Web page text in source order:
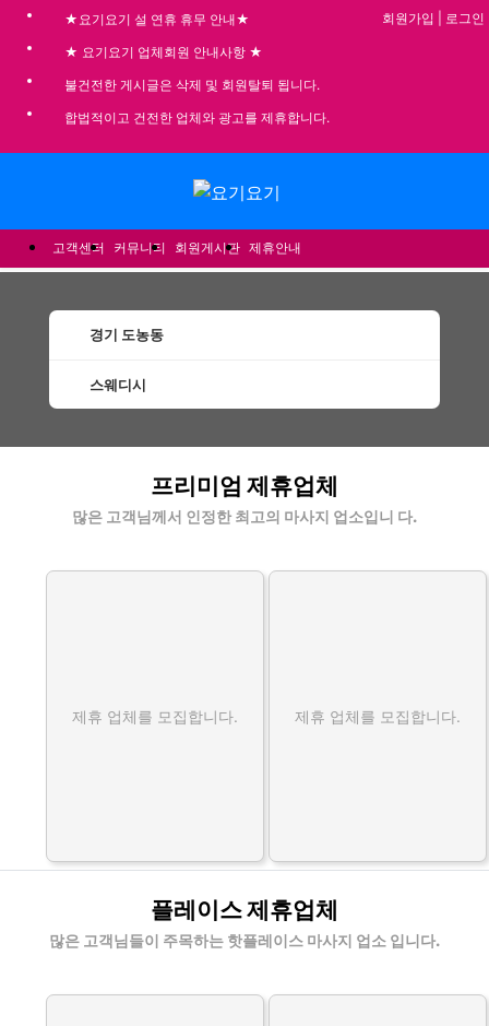
★요기요기 설 연휴 휴무 안내★
★ 요기요기 업체회원 안내사항 ★
불건전한 게시글은 삭제 및 회원탈퇴 됩니다.
합법적이고 건전한 업체와 광고를 제휴합니다.
회원가입 로그인
고객센터 커뮤니티 회원게시판 제휴안내
경기 도농동
스웨디시
프리미엄 제휴업체
많은 고객님께서 인정한 최고의 마사지 업소입니 다.
제휴 업체를 모집합니다. 제휴 업체를 모집합니다.
플레이스 제휴업체
많은 고객님들이 주목하는 핫플레이스 마사지 업소 입니다.